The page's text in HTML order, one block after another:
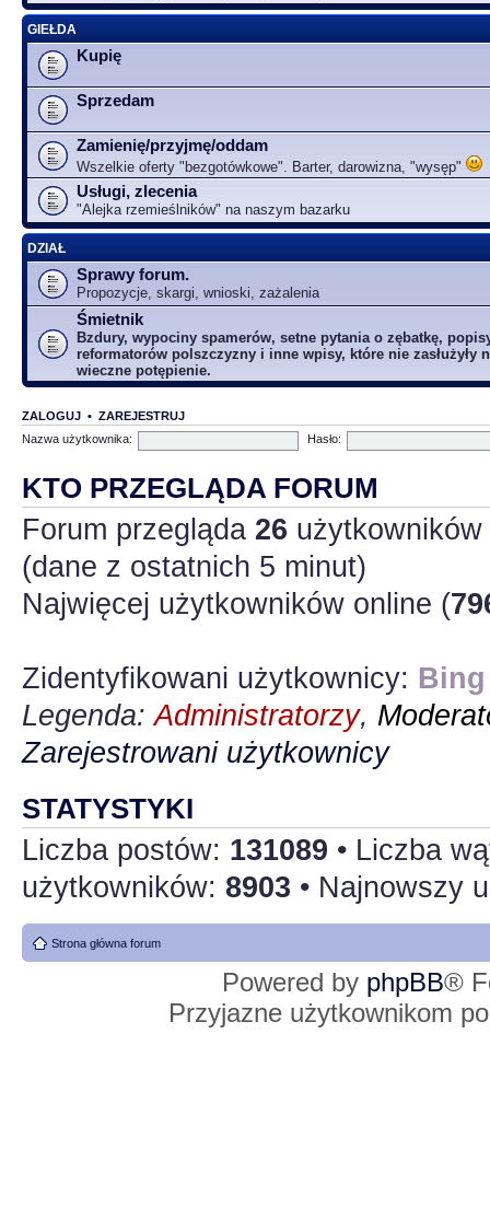
GIEŁDA
Kupię
Sprzedam
Zamienię/przyjmę/oddam
Wszelkie oferty "bezgotówkowe". Barter, darowizna, "wysęp"
Usługi, zlecenia
"Alejka rzemieślników" na naszym bazarku
DZIAŁ
Sprawy forum.
Propozycje, skargi, wnioski, zażalenia
Śmietnik
Bzdury, wypociny spamerów, setne pytania o zębatkę,
reformatorów polszczyzny i inne wpisy, które nie zasłużyły
wieczne potępienie.
ZALOGUJ • ZAREJESTRUJ
Nazwa użytkownika:
Hasło:
KTO PRZEGLĄDA FORUM
Forum przegląda 26
(dane z ostatnich 5 minut)
Najwięcej użytkowników online (
Zidentyfikowani użytkownicy:
Legenda:Administratorzy,
Zarejestrowani użytkownicy
STATYSTYKI
Liczba postów: 131089 • Liczba
użytkowników: 8903 • Najnowszy
Strona główna forum
Powered by phpBB®
Przyjazne użytkownikom